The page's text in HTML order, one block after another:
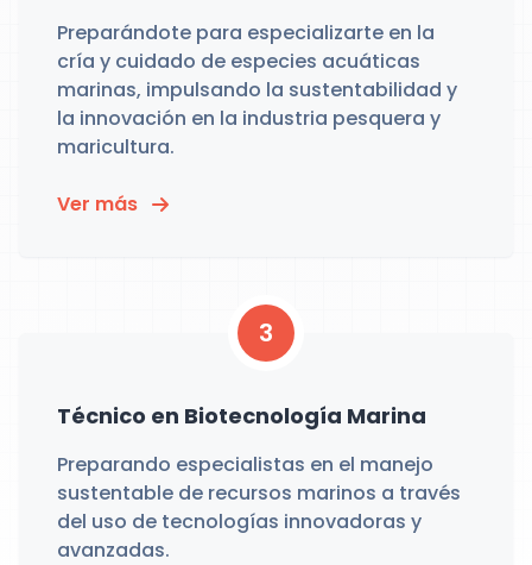
Preparándote para especializarte en la
cría y cuidado de especies acuáticas
marinas, impulsando la sustentabilidad y
la innovación en la industria pesquera y
maricultura.
Ver más
3
Técnico en Biotecnología Marina
Preparando especialistas en el manejo
sustentable de recursos marinos a través
del uso de tecnologías innovadoras y
avanzadas.